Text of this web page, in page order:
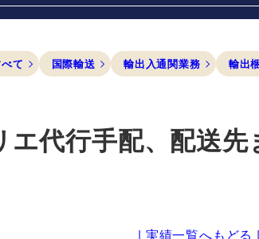
て 国際輸送 輸出入通関業務 輸出
代行手配、配送
| 実績一覧へもどる |